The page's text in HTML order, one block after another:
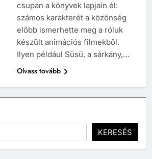
csupán a könyvek lapjain él:
számos karakterét a közönség
előbb ismerhette meg a róluk
készült animációs filmekből.
Ilyen például Süsü, a sárkány,…
Olvass tovább
KERESÉS
Mikor volt a római birodalom
bukása, és mi történt utána?
MIKOR VOLT?
TÖRTÉNELEM ÉRDEKESSÉGEK
Ki volt Zeusz?
KIK VOLTAK?
Gárdonyi Géza: Az egri csillagok